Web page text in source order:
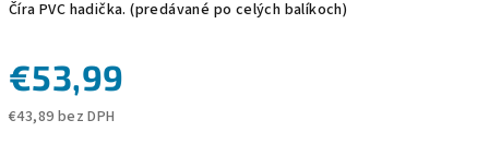
Číra PVC hadička. (predávané po celých balíkoch)
€53,99
€43,89 bez DPH